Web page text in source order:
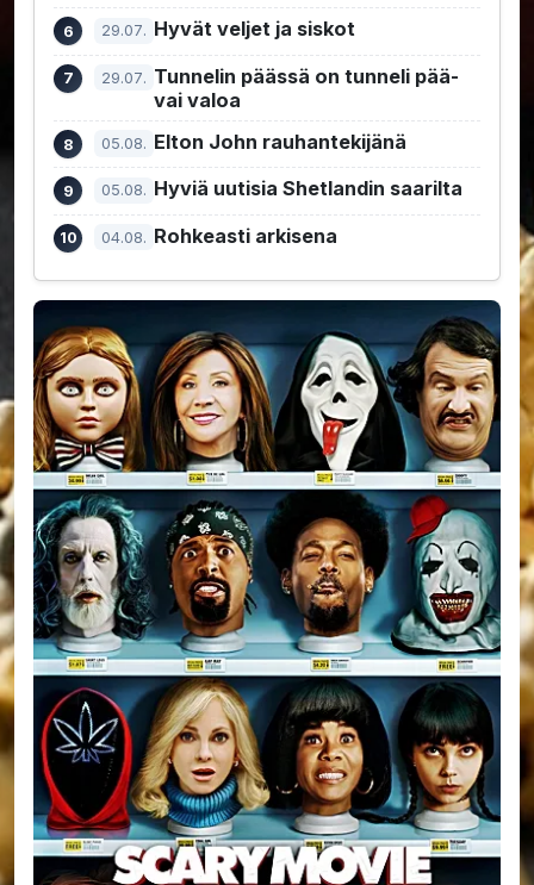
29.07. Hyvät veljet ja siskot
29.07. Tunnelin päässä on tunneli pää-
vai valoa
05.08. Elton John rauhantekijänä
05.08. Hyviä uutisia Shetlandin saarilta
04.08. Rohkeasti arkisena